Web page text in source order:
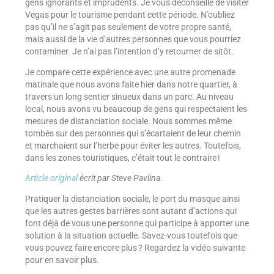
gens ignorants et imprudents. Je vous déconseille de visiter
Vegas pour le tourisme pendant cette période. N’oubliez
pas qu’il ne s’agit pas seulement de votre propre santé,
mais aussi de la vie d’autres personnes que vous pourriez
contaminer. Je n’ai pas l’intention d’y retourner de sitôt.
Je compare cette expérience avec une autre promenade
matinale que nous avons faite hier dans notre quartier, à
travers un long sentier sinueux dans un parc. Au niveau
local, nous avons vu beaucoup de gens qui respectaient les
mesures de distanciation sociale. Nous sommes même
tombés sur des personnes qui s’écartaient de leur chemin
et marchaient sur l’herbe pour éviter les autres. Toutefois,
dans les zones touristiques, c’était tout le contraire !
Article originalécrit par Steve Pavlina.
Pratiquer la distanciation sociale, le port du masque ainsi
que les autres gestes barrières sont autant d’actions qui
font déjà de vous une personne qui participe à apporter une
solution à la situation actuelle. Savez-vous toutefois que
vous pouvez faire encore plus ? Regardez la vidéo suivante
pour en savoir plus.